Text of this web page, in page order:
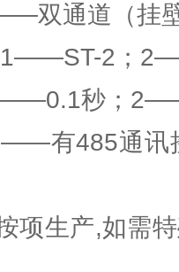
双通道（挂
1——ST-2；
秒；
有485通
项生产,如需